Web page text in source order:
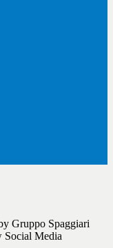
Gruppo Spaggiari
Social Media